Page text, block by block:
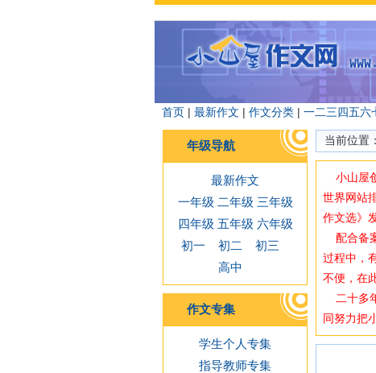
首页 | 最新作文 | 作文分类 | 一二三四五六
年级导航
最新作文
一年级 二年级 三年级
四年级 五年级 六年级
初一
初二
初三
高中
作文专集
学生个人专集
指导教师专集
当前位置：
小山屋
世界网站
作文选》
配合备
过程中，
不便，在
二十多
同努力把